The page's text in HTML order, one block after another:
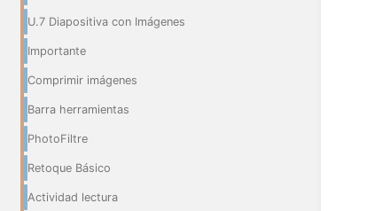
U.7 Diapositiva con Imágenes
Importante
Comprimir imágenes
Barra herramientas
PhotoFiltre
Retoque Básico
Actividad lectura